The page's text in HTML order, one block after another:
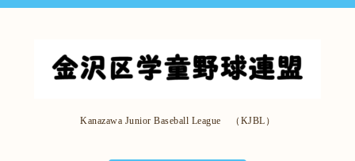
Kanazawa Junior Baseball League （KJBL）